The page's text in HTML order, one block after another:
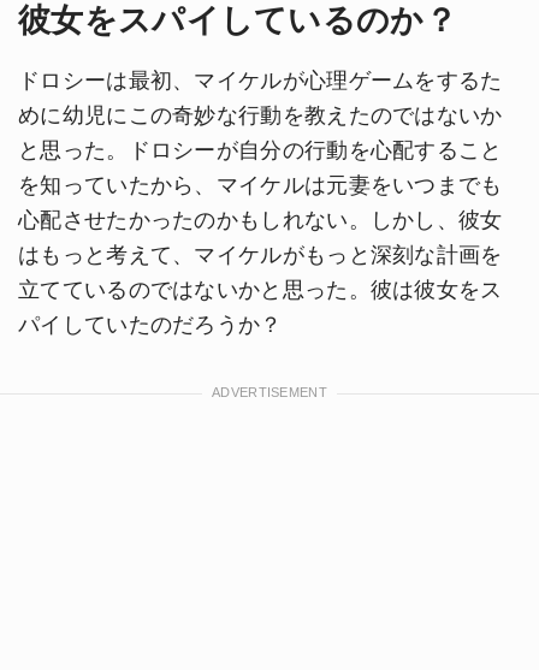
彼女をスパイしているのか？
ドロシーは最初、マイケルが心理ゲームをするた
めに幼児にこの奇妙な行動を教えたのではないか
と思った。ドロシーが自分の行動を心配すること
を知っていたから、マイケルは元妻をいつまでも
心配させたかったのかもしれない。しかし、彼女
はもっと考えて、マイケルがもっと深刻な計画を
立てているのではないかと思った。彼は彼女をス
パイしていたのだろうか？